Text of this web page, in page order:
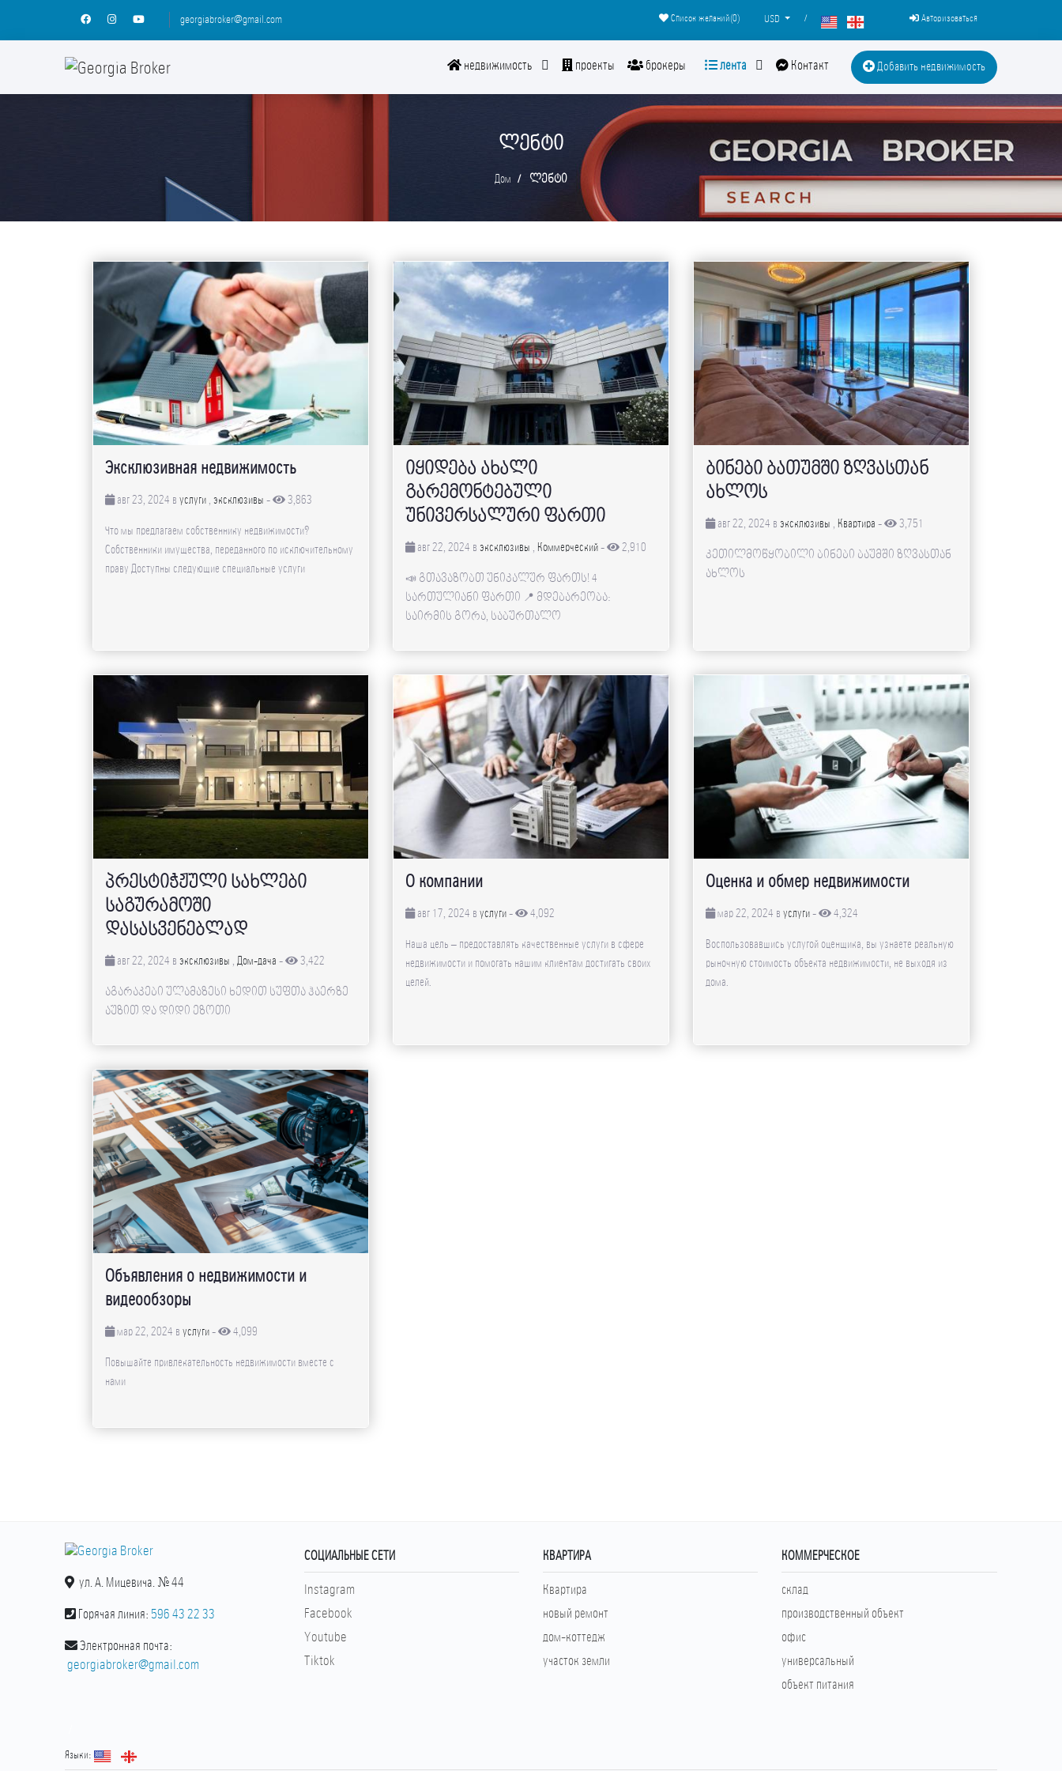
georgiabroker@gmail.com Список желаний(0) USD / Авторизоваться
недвижимость проекты брокеры лента Контакт Добавить недвижимость
ᲚᲔᲜᲢᲘ
Дом ლენტი
Эксклюзивная недвижимость
авг 23, 2024 в услуги , эксклюзивы - 3,863
Что мы предлагаем собственнику недвижимости?
Собственники имущества, переданного по исключительному
праву Доступны следующие специальные услуги
იყიდება ახალი
გარემონტებული
უნივერსალური ფართი
авг 22, 2024 в эксклюзивы , Коммерческий- 2,910
📣 გთავაზობთ უნიკალურ ფართს! 4
სართულიანი ფართი 📍 მდებარეობა:
საირმის გორა, საბურთალო
ბინები ბათუმში ზღვასთან
ახლოს
авг 22, 2024 в эксклюзивы , Квартира - 3,751
კეთილმოწყობილი ბინები ბაუმში ზღვასთან
ახლოს
პრესტიჭჟული სახლები
საგურამოში
დასასვენებლად
авг 22, 2024 в эксклюзивы , Дом-дача - 3,422
აგარაკები ულამაზესი ხედით სუფთა ჰაერზე
აუზით და დიდი ეზოთი
О компании
авг 17, 2024 в услуги- 4,092
Наша цель – предоставлять качественные услуги в сфере
недвижимости и помогать нашим клиентам достигать своих
целей.
Оценка и обмер недвижимости
мар 22, 2024 в услуги- 4,324
Воспользовавшись услугой оценщика, вы узнаете реальную
рыночную стоимость объекта недвижимости, не выходя из
дома.
Объявления о недвижимости и
видеообзоры
мар 22, 2024 в услуги- 4,099
Повышайте привлекательность недвижимости вместе с
нами
ул. А. Мицевича. № 44
Горячая линия: 596 43 22 33
Электронная почта:
georgiabroker@gmail.com
СОЦИАЛЬНЫЕ СЕТИ
Instagram
Facebook
Youtube
Tiktok
КВАРТИРА
Квартира
новый ремонт
дом-коттедж
участок земли
КОММЕРЧЕСКОЕ
склад
производственный объект
офис
универсальный
объект питания
Языки: